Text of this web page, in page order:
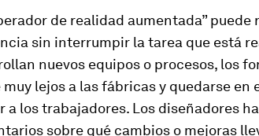
de realidad aumentada”
sin interrumpir la tarea que está
nuevos equipos o procesos, los
muy lejos a las fábricas y quedarse en
a los trabajadores. Los diseñadores
sobre qué cambios o mejoras